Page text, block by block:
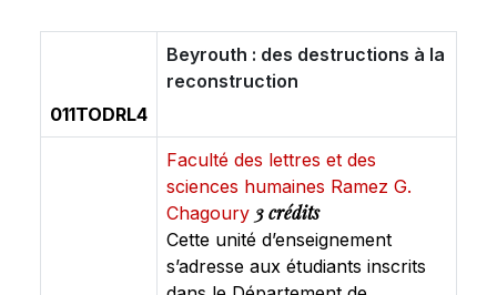
011TODRL4
Beyrouth : des destructions à la
reconstruction
Faculté des lettres et des
sciences humaines Ramez G.
Chagoury 3 crédits
Cette unité d’enseignement
s’adresse aux étudiants inscrits